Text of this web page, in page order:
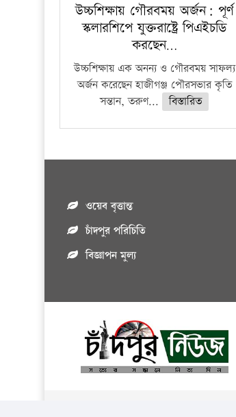
উচ্চশিক্ষায় গৌরবময় অর্জন: পূর্ণ
স্কলারশিপে যুক্তরাষ্ট্রে পিএইচডি
করছেন…
উচ্চশিক্ষায় এক অনন্য ও গৌরবময় সাফল্য
অর্জন করেছেন হাজীগঞ্জ পৌরসভার কৃতি
সন্তান, তরুণ...
বিস্তারিত
ওয়েব বৃত্তান্ত
চাঁদপুর পরিচিতি
বিজ্ঞাপন মুল্য